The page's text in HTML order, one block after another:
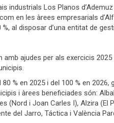
industrials Los Planos
en les àrees empresarials
al disposar d’una entitat de
ajudes per als exercicis 2025
% en 2025 i del 100 % en 2026,
i àrees beneficiades són:
(Nord i Joan Carles I), Alzira (El
del Jarro, Táctica i València